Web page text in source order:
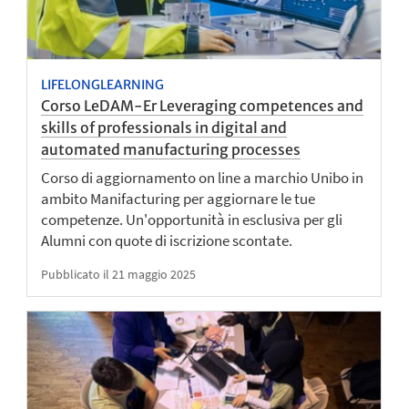
LIFELONGLEARNING
Corso LeDAM-Er Leveraging competences and
skills of professionals in digital and
automated manufacturing processes
Corso di aggiornamento on line a marchio Unibo in
ambito Manifacturing per aggiornare le tue
competenze. Un'opportunità in esclusiva per gli
Alumni con quote di iscrizione scontate.
Pubblicato il 21 maggio 2025